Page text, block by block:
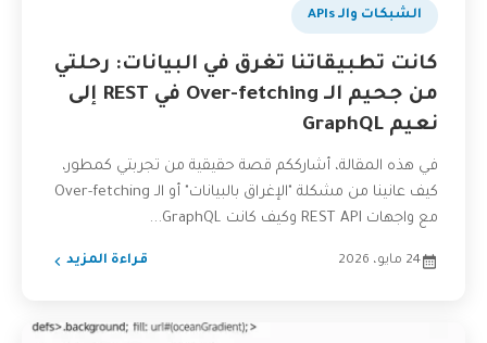
الشبكات والـ APIs
كانت تطبيقاتنا تغرق في البيانات: رحلتي
من جحيم الـ Over-fetching في REST إلى
نعيم GraphQL
في هذه المقالة، أشارككم قصة حقيقية من تجربتي كمطور،
كيف عانينا من مشكلة "الإغراق بالبيانات" أو الـ Over-fetching
مع واجهات REST API وكيف كانت GraphQL...
24 مايو، 2026 قراءة المزيد